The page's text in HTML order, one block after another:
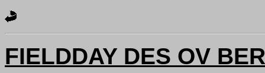
FIELDDAY DES OV